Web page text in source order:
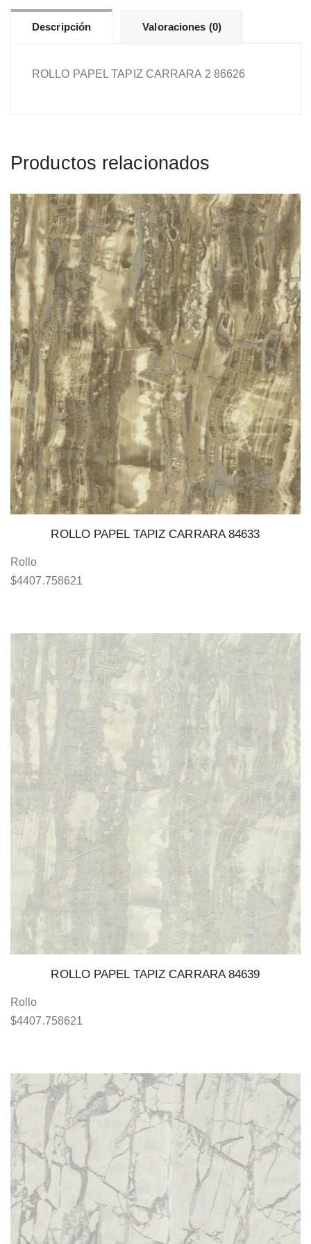
Descripción Valoraciones (0)
ROLLO PAPEL TAPIZ CARRARA 2 86626
Productos relacionados
ROLLO PAPEL TAPIZ CARRARA 84633
Rollo
$4407.758621
ROLLO PAPEL TAPIZ CARRARA 84639
Rollo
$4407.758621